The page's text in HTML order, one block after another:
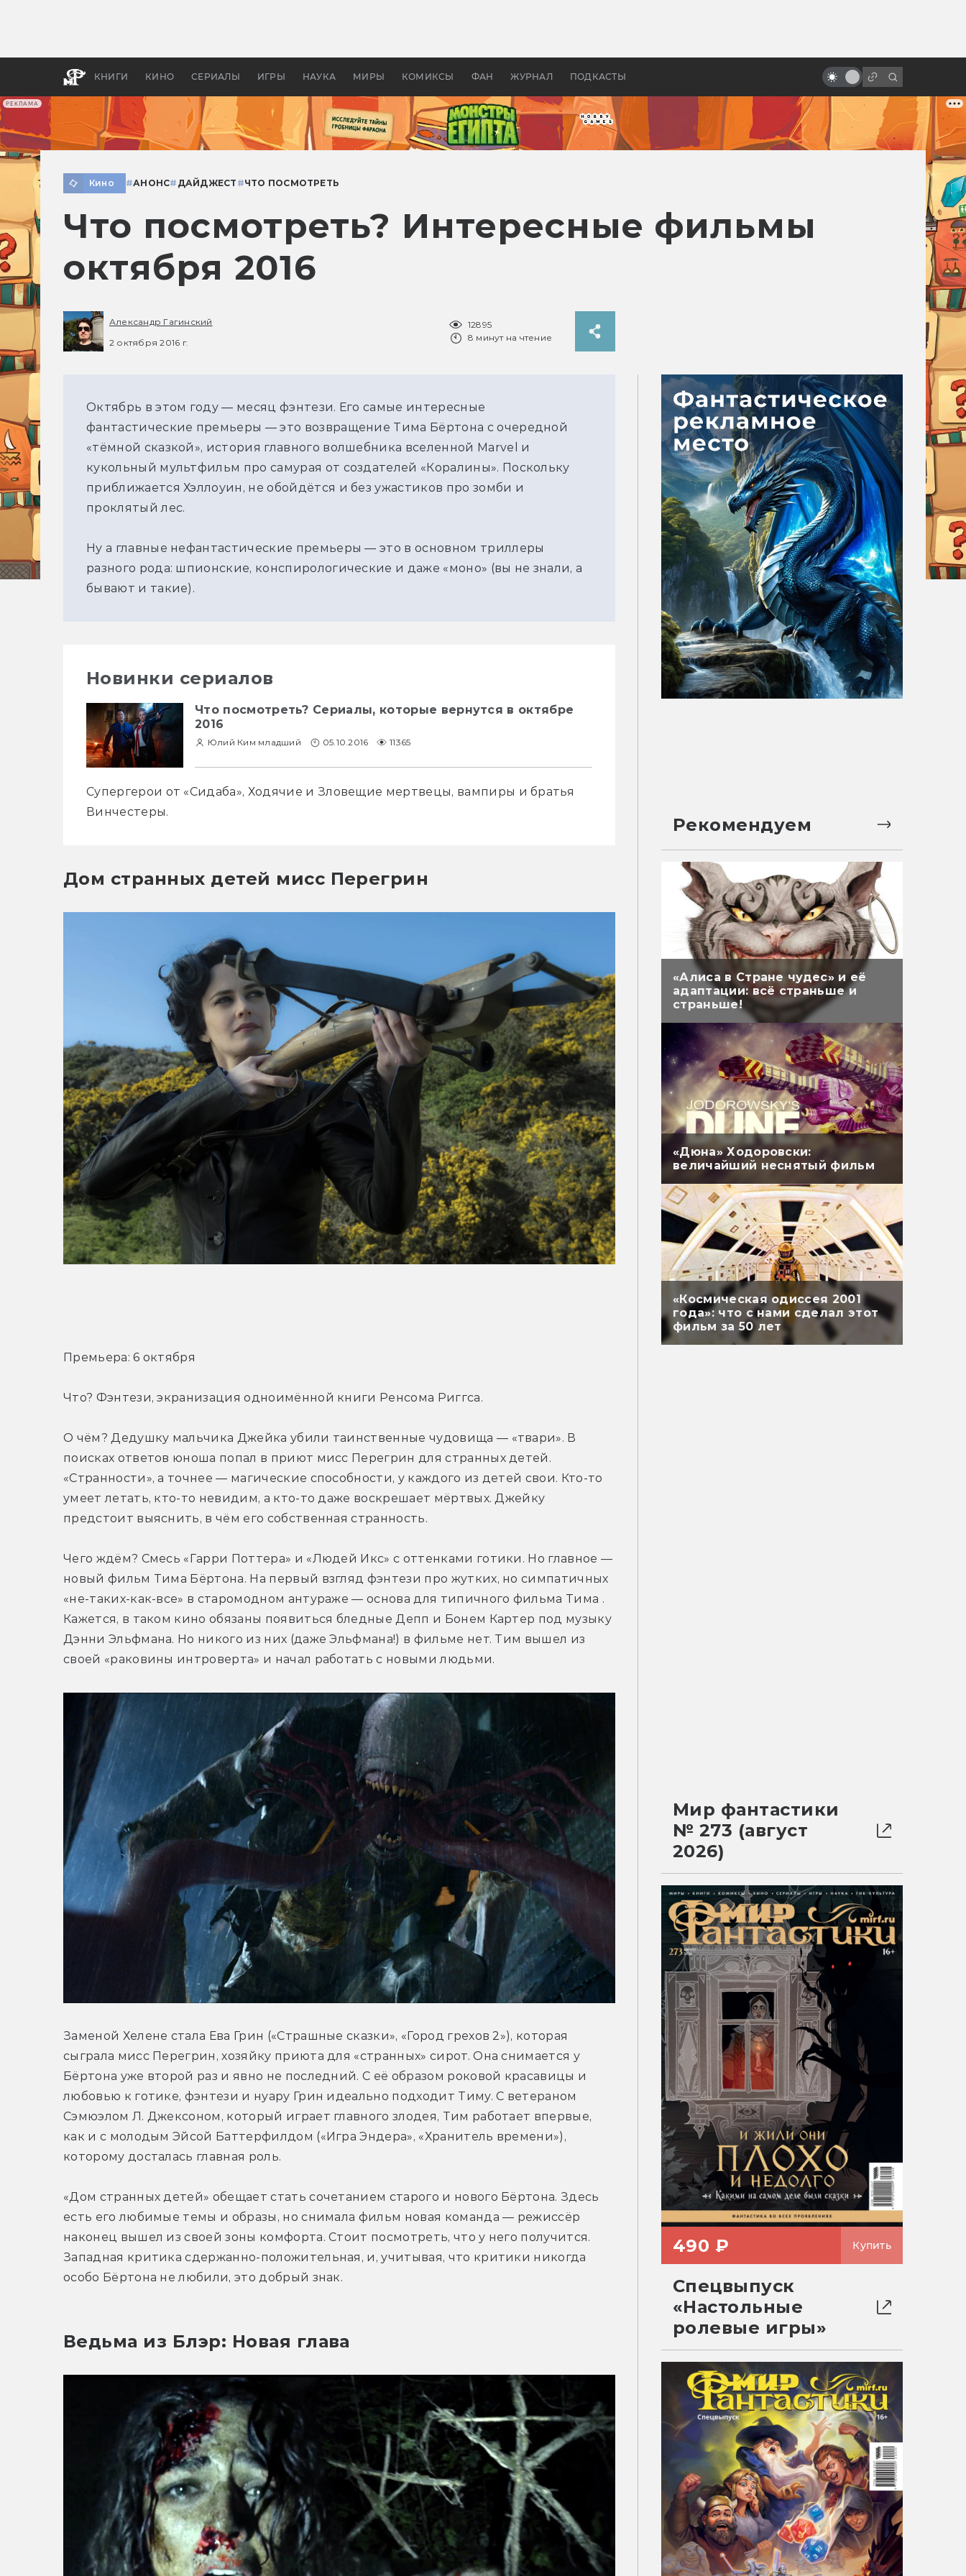
РЕКЛАМА
КНИГИ КИНО СЕРИАЛЫ ИГРЫ НАУКА МИРЫ КОМИКСЫ ФАН ЖУРНАЛ ПОДКАСТЫ
бы «Властелина колец»
Древней Грецией
трудная история создания
Кино #АНОНС# ДАЙДЖЕСТ #ЧТО ПОСМОТРЕТЬ
Что посмотреть? Интересные фильмы
октября 2016
Александр Гагинский
2 октября 2016 г.
12895
8 минут на чтение
Октябрь в этом году — месяц фэнтези. Его самые интересные
фантастические премьеры — это возвращение Тима Бёртона с очередной
«тёмной сказкой», история главного волшебника вселенной Marvel и
кукольный мультфильм про самурая от создателей «Коралины». Поскольку
приближается Хэллоуин, не обойдётся и без ужастиков про зомби и
проклятый лес.
Ну а главные нефантастические премьеры — это в основном триллеры
разного рода: шпионские, конспирологические и даже «моно» (вы не знали, а
бывают и такие).
Новинки сериалов
Что посмотреть? Сериалы, которые вернутся в октябре
2016
Юлий Ким младший 05.10.2016 11365
Супергерои от «Сидаба», Ходячие и Зловещие мертвецы, вампиры и братья
Винчестеры.
Дом странных детей мисс Перегрин
Премьера: 6 октября
Что? Фэнтези, экранизация одноимённой книги Ренсома Риггса.
О чём? Дедушку мальчика Джейка убили таинственные чудовища — «твари». В
поисках ответов юноша попал в приют мисс Перегрин для странных детей.
«Странности», а точнее — магические способности, у каждого из детей свои. Кто-то
умеет летать, кто-то невидим, а кто-то даже воскрешает мёртвых. Джейку
предстоит выяснить, в чём его собственная странность.
Чего ждём? Смесь «Гарри Поттера» и «Людей Икс» с оттенками готики. Но главное —
новый фильм Тима Бёртона. На первый взгляд фэнтези про жутких, но симпатичных
«не-таких-как-все» в старомодном антураже — основа для типичного фильма Тима .
Кажется, в таком кино обязаны появиться бледные Депп и Бонем Картер под музыку
Дэнни Эльфмана. Но никого из них (даже Эльфмана!) в фильме нет. Тим вышел из
своей «раковины интроверта» и начал работать с новыми людьми.
Заменой Хелене стала Ева Грин («Страшные сказки», «Город грехов 2»), которая
сыграла мисс Перегрин, хозяйку приюта для «странных» сирот. Она снимается у
Бёртона уже второй раз и явно не последний. С её образом роковой красавицы и
любовью к готике, фэнтези и нуару Грин идеально подходит Тиму. С ветераном
Сэмюэлом Л. Джексоном, который играет главного злодея, Тим работает впервые,
как и с молодым Эйсой Баттерфилдом («Игра Эндера», «Хранитель времени»),
которому досталась главная роль.
«Дом странных детей» обещает стать сочетанием старого и нового Бёртона. Здесь
есть его любимые темы и образы, но снимала фильм новая команда — режиссёр
наконец вышел из своей зоны комфорта. Стоит посмотреть, что у него получится.
Западная критика сдержанно-положительная, и, учитывая, что критики никогда
особо Бёртона не любили, это добрый знак.
Ведьма из Блэр: Новая глава
Рекомендуем
«Алиса в Стране чудес» и её
адаптации: всё страньше и
страньше!
«Дюна» Ходоровски:
величайший неснятый фильм
«Космическая одиссея 2001
года»: что с нами сделал этот
фильм за 50 лет
Мир фантастики
№ 273 (август
2026)
490 ₽ Купить
Спецвыпуск
«Настольные
ролевые игры»